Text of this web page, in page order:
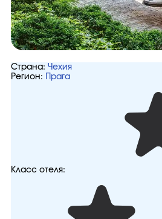
Страна: Чехия
Регион:
Прага
Класс отеля: